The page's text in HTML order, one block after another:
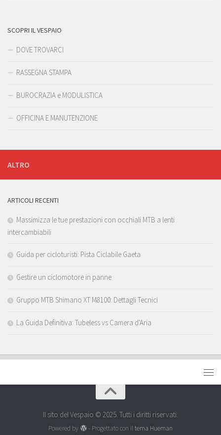
SCOPRI IL VESPAIO
DOVE TROVARCI
RASSEGNA STAMPA
BUROCRAZIA e MODULISTICA
OFFICINA E MANUTENZIONE
ALTRO
ARTICOLI RECENTI
Massimizza le tue prestazioni con occhiali MTB a lenti
intercambiabili
Guida per cicloturisti: Pista Ciclabile Gaeta
Gestire un ciclomotore in panne
Gruppo MTB Shimano XT M8100: Dettagli Tecnici
La Guida Definitiva: Tubeless vs Camera d'Aria
Il sito del Vespaio © 2025. Tutti i diritti riservati.
Powered by - Progettato con il tema Hueman